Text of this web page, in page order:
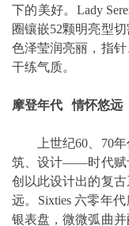
下的美好。Lady
圈镶嵌52颗明亮型
色泽莹润亮丽，指
干练气质。
摩登年代 情怀悠远
上世纪60、70年
筑、设计——时代赋
创以此设计出的复
远。Sixties 六零年
银表盘，微微弧曲